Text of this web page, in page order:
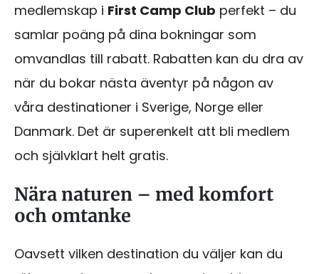
medlemskap i First Camp Club perfekt – du
samlar poäng på dina bokningar som
omvandlas till rabatt. Rabatten kan du dra av
när du bokar nästa äventyr på någon av
våra destinationer i Sverige, Norge eller
Danmark. Det är superenkelt att bli medlem
och självklart helt gratis.
Nära naturen – med komfort
och omtanke
Oavsett vilken destination du väljer kan du